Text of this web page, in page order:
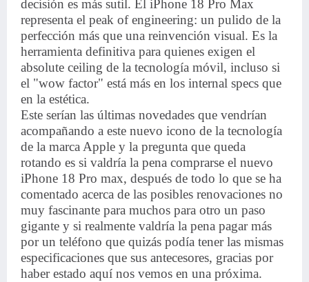
decisión es más sutil. El iPhone 18 Pro Max
representa el peak of engineering: un pulido de la
perfección más que una reinvención visual. Es la
herramienta definitiva para quienes exigen el
absolute ceiling de la tecnología móvil, incluso si
el "wow factor" está más en los internal specs que
en la estética.
Este serían las últimas novedades que vendrían
acompañando a este nuevo icono de la tecnología
de la marca Apple y la pregunta que queda
rotando es si valdría la pena comprarse el nuevo
iPhone 18 Pro max, después de todo lo que se ha
comentado acerca de las posibles renovaciones no
muy fascinante para muchos para otro un paso
gigante y si realmente valdría la pena pagar más
por un teléfono que quizás podía tener las mismas
especificaciones que sus antecesores, gracias por
haber estado aquí nos vemos en una próxima.